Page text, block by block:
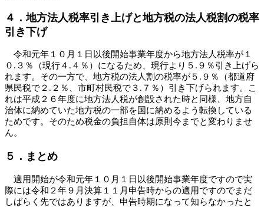
４．地方法人税率引き上げと地方税の法人税割の税率
引き下げ
令和元年１０月１日以後開始事業年度から地方法人税率が１
０.３％（現行４.４％）になるため、現行より５.９％引き上げら
れます。その一方で、地方税の法人割の税率が５.９％（都道府
県民税で２.２％、市町村民税で３.７％）引き下げられます。こ
れは平成２６年度に地方法人税が創設された時と同様、地方自
治体に納めていた地方税の一部を国に納めるよう転換している
ためです。そのため税金の負担自体は原則今までと変わりませ
ん。
５．まとめ
適用開始が令和元年１０月１日以後開始事業年度ですので実
際には令和２年９月決算１１月申告時からの適用ですのでまだ
しばらく先ではありますが、申告時期になって知らなかったと